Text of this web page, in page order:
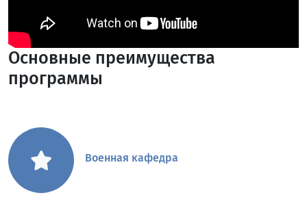
Основные преимущества
программы
Военная кафедра